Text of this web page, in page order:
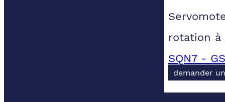
rotation à
SQN7 -
demander